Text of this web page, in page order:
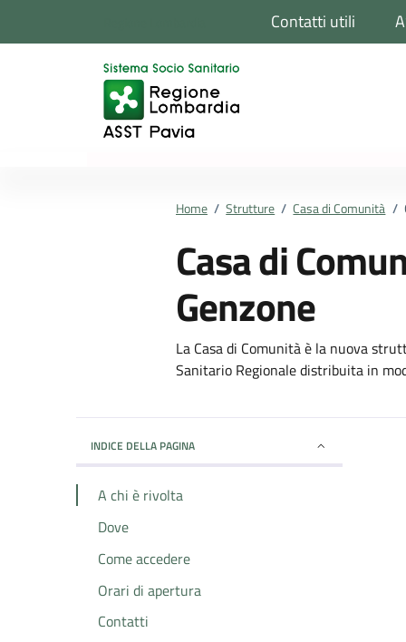
Contatti utili
Home / Strutture / Casa di Comunità /
Casa di
Genzone
La Casa di Comunità è la nuova
Sanitario Regionale distribuita in
INDICE DELLA PAGINA
A chi è rivolta
Dove
Come accedere
Orari di apertura
Contatti